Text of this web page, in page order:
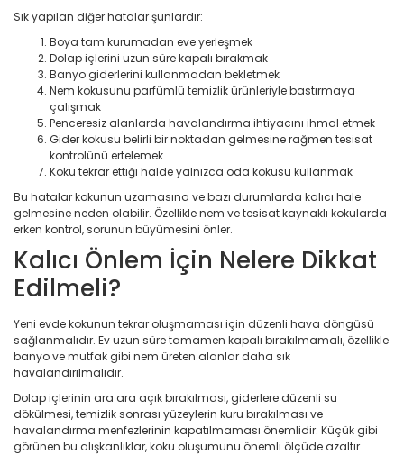
Sık yapılan diğer hatalar şunlardır:
Boya tam kurumadan eve yerleşmek
Dolap içlerini uzun süre kapalı bırakmak
Banyo giderlerini kullanmadan bekletmek
Nem kokusunu parfümlü temizlik ürünleriyle bastırmaya
çalışmak
Penceresiz alanlarda havalandırma ihtiyacını ihmal etmek
Gider kokusu belirli bir noktadan gelmesine rağmen tesisat
kontrolünü ertelemek
Koku tekrar ettiği halde yalnızca oda kokusu kullanmak
Bu hatalar kokunun uzamasına ve bazı durumlarda kalıcı hale
gelmesine neden olabilir. Özellikle nem ve tesisat kaynaklı kokularda
erken kontrol, sorunun büyümesini önler.
Kalıcı Önlem İçin Nelere Dikkat
Edilmeli?
Yeni evde kokunun tekrar oluşmaması için düzenli hava döngüsü
sağlanmalıdır. Ev uzun süre tamamen kapalı bırakılmamalı, özellikle
banyo ve mutfak gibi nem üreten alanlar daha sık
havalandırılmalıdır.
Dolap içlerinin ara ara açık bırakılması, giderlere düzenli su
dökülmesi, temizlik sonrası yüzeylerin kuru bırakılması ve
havalandırma menfezlerinin kapatılmaması önemlidir. Küçük gibi
görünen bu alışkanlıklar, koku oluşumunu önemli ölçüde azaltır.